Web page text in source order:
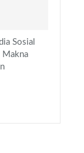
Sosial
Makna